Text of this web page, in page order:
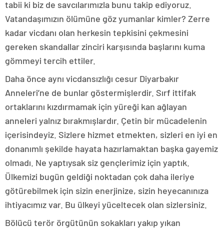
tabii ki biz de savcılarımızla bunu takip ediyoruz.
Vatandaşımızın ölümüne göz yumanlar kimler? Zerre
kadar vicdanı olan herkesin tepkisini çekmesini
gereken skandallar zinciri karşısında başlarını kuma
gömmeyi tercih ettiler.
Daha önce aynı vicdansızlığı cesur Diyarbakır
Anneleri’ne de bunlar göstermişlerdir. Sırf ittifak
ortaklarını kızdırmamak için yüreği kan ağlayan
anneleri yalnız bırakmışlardır. Çetin bir mücadelenin
içerisindeyiz. Sizlere hizmet etmekten, sizleri en iyi en
donanımlı şekilde hayata hazırlamaktan başka gayemiz
olmadı. Ne yaptıysak siz gençlerimiz için yaptık.
Ülkemizi bugün geldiği noktadan çok daha ileriye
götürebilmek için sizin enerjinize, sizin heyecanınıza
ihtiyacımız var. Bu ülkeyi yüceltecek olan sizlersiniz.
Bölücü terör örgütünün sokakları yakıp yıkan